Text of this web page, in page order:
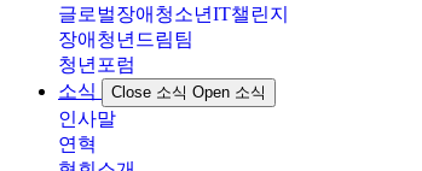
글로벌장애청소년IT챌린지
장애청년드림팀
청년포럼
소식
Close 소식 Open 소식
인사말
연혁